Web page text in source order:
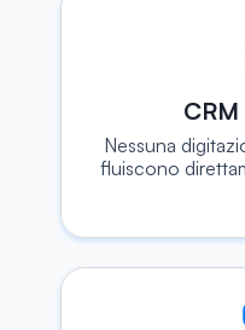
Nessuna
fluiscono